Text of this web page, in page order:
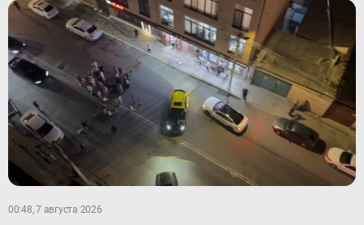
00:48, 7 августа 2026